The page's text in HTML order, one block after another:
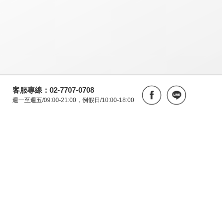
客服專線：02-7707-0708
週一至週五/09:00-21:00，例假日/10:00-18:00